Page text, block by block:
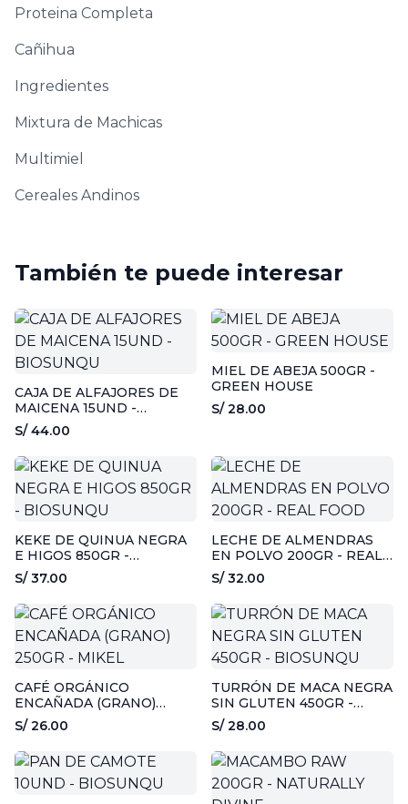
Proteina Completa
Cañihua
Ingredientes
Mixtura de Machicas
Multimiel
Cereales Andinos
También te puede interesar
CAJA DE ALFAJORES DE
MAICENA 15UND -
BIOSUNQU
S/ 44.00
MIEL DE ABEJA 500GR -
GREEN HOUSE
S/ 28.00
KEKE DE QUINUA NEGRA
E HIGOS 850GR -
BIOSUNQU
S/ 37.00
LECHE DE ALMENDRAS
EN POLVO 200GR - REAL
FOOD
S/ 32.00
CAFÉ ORGÁNICO
ENCAÑADA (GRANO)
250GR - MIKEL
S/ 26.00
TURRÓN DE MACA NEGRA
SIN GLUTEN 450GR -
BIOSUNQU
S/ 28.00